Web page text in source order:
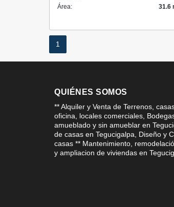
Área:
31.6
1
QUIÉNES SOMOS
** Alquiler y Venta de Terrenos,
oficina, locales comerciales,
amueblado y sin amueblar en
de casas en Tegucigalpa, Diseño y
casas ** Mantenimiento,
y ampliacion de viviendas en